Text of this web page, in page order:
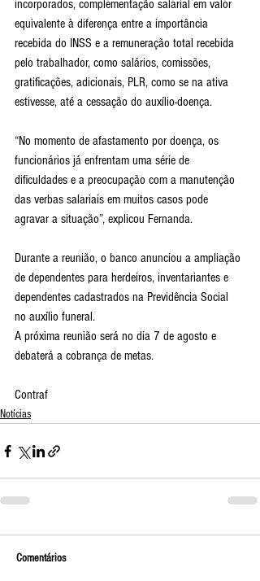
incorporados, complementação salarial em valor
equivalente à diferença entre a importância
recebida do INSS e a remuneração total recebida
pelo trabalhador, como salários, comissões,
gratificações, adicionais, PLR, como se na ativa
estivesse, até a cessação do auxílio-doença.
“No momento de afastamento por doença, os
funcionários já enfrentam uma série de
dificuldades e a preocupação com a manutenção
das verbas salariais em muitos casos pode
agravar a situação”, explicou Fernanda.
Durante a reunião, o banco anunciou a ampliação
de dependentes para herdeiros, inventariantes e
dependentes cadastrados na Previdência Social
no auxílio funeral.
A próxima reunião será no dia 7 de agosto e
debaterá a cobrança de metas.
Contraf
Notícias
Comentários